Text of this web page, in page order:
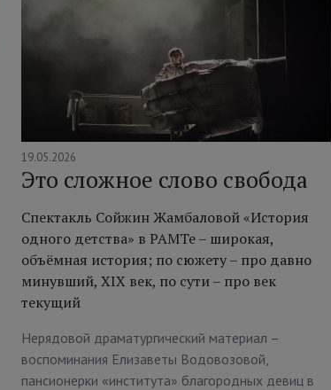
19.05.2026
Это сложное слово свобода
Спектакль Сойжин Жамбаловой «История
одного детства» в РАМТе – широкая,
объёмная история; по сюжету – про давно
минувший, XIX век, по сути – про век
текущий
Нерядовой драматургический материал –
воспоминания Елизаветы Водовозовой,
пансионерки «института» благородных девиц в